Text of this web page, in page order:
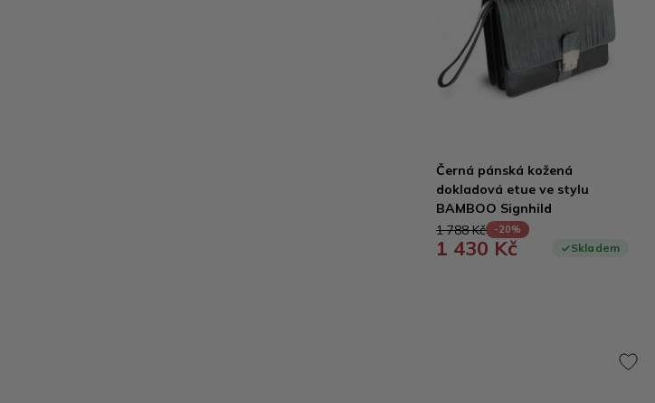
Černá pánská kožená
dokladová etue ve stylu
BAMBOO Signhild
1 788 Kč
-20%
1 430 Kč Skladem